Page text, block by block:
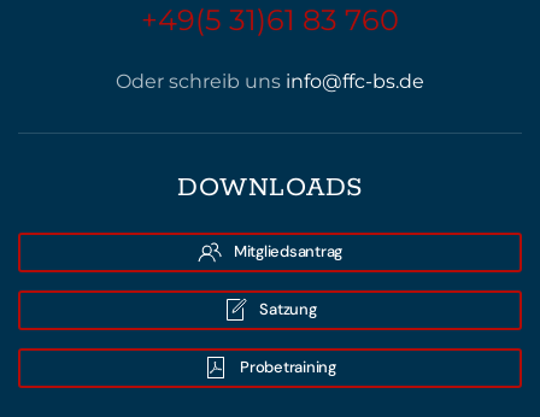
+49(5 31)61 83 760
Oder schreib uns info@ffc-bs.de
DOWNLOADS
Mitgliedsantrag
Satzung
Probetraining